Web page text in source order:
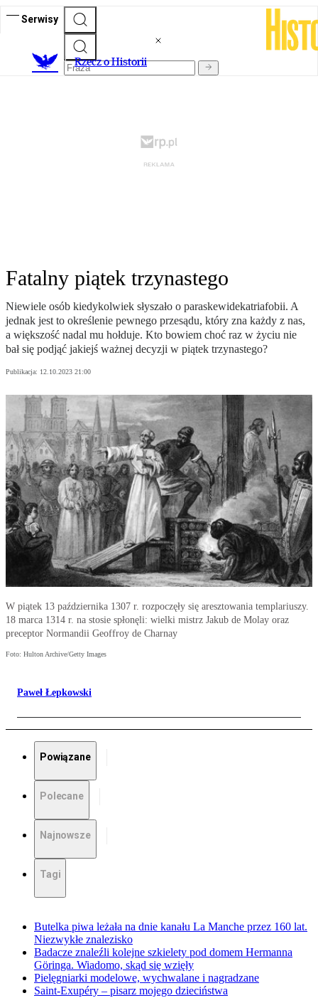
Serwisy
Rzecz o Historii
Fatalny piątek trzynastego
Niewiele osób kiedykolwiek słyszało o paraskewidekatriafobii. A
jednak jest to określenie pewnego przesądu, który zna każdy z nas,
a większość nadal mu hołduje. Kto bowiem choć raz w życiu nie
bał się podjąć jakiejś ważnej decyzji w piątek trzynastego?
Publikacja: 12.10.2023 21:00
W piątek 13 października 1307 r. rozpoczęły się aresztowania templariuszy.
18 marca 1314 r. na stosie spłonęli: wielki mistrz Jakub de Molay oraz
preceptor Normandii Geoffroy de Charnay
Foto: Hulton Archive/Getty Images
Paweł Łepkowski
Powiązane
Polecane
Najnowsze
Tagi
Butelka piwa leżała na dnie kanału La Manche przez 160 lat.
Niezwykłe znalezisko
Badacze znaleźli kolejne szkielety pod domem Hermanna
Göringa. Wiadomo, skąd się wzięły
Pielęgniarki modelowe, wychwalane i nagradzane
Saint-Exupéry – pisarz mojego dzieciństwa